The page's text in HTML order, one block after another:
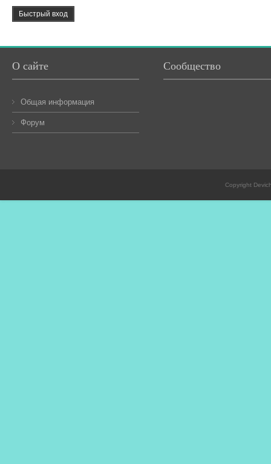
О сайте
Общая информация
Форум
Сообщество
Copyright